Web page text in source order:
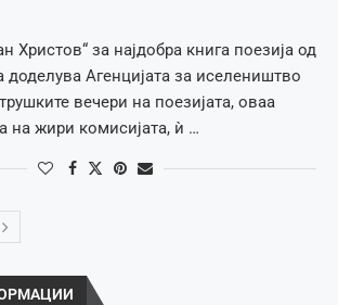
Христов“ за најдобра книга поезија од
доделува Агенцијата за иселеништво
вечери на поезијата, оваа
на жири комисијата, ѝ …